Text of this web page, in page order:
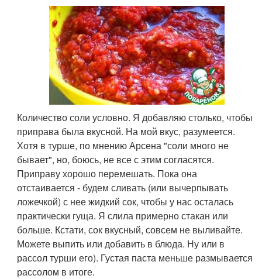
Количество соли условно. Я добавляю столько, чтобы
приправа была вкусной. На мой вкус, разумеется.
Хотя в турше, по мнению Арсена "соли много не
бывает", но, боюсь, не все с этим согласятся.
Приправу хорошо перемешать. Пока она
отстаивается - будем сливать (или вычерпывать
ложечкой) с нее жидкий сок, чтобы у нас осталась
практически гуща. Я слила примерно стакан или
больше. Кстати, сок вкусный, совсем не выливайте.
Можете выпить или добавить в блюда. Ну или в
рассол турши его). Густая паста меньше размывается
рассолом в итоге.